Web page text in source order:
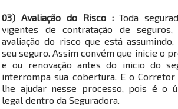
03) Avaliação do Risco :Toda
vigentes de contratação de
avaliação do risco que está
seu seguro. Assim convém que inicie o
e ou renovação antes do inicio do
interrompa sua cobertura. E o
lhe ajudar nesse processo, pois é o
legal dentro da Seguradora.